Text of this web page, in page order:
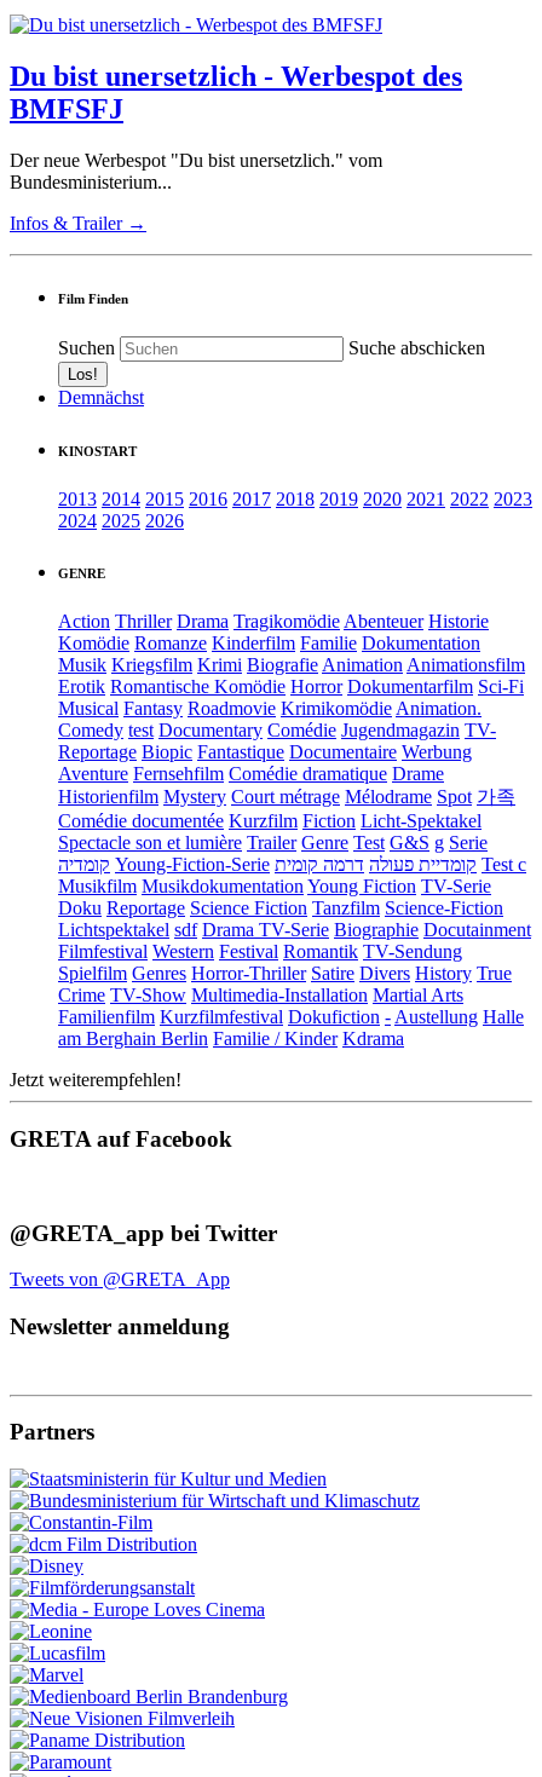
Du bist unersetzlich - Werbespot des
BMFSFJ
Der neue Werbespot "Du bist unersetzlich." vom
Bundesministerium...
Infos & Trailer →
Film Finden
Suchen Suche abschicken
Demnächst
KINOSTART
2013 2014 2015 2016 2017 2018 2019 2020 2021 2022 2023
2024 2025 2026
GENRE
Action Thriller Drama TragikomödieAbenteuer Historie
Komödie Romanze Kinderfilm Familie Dokumentation
Musik Kriegsfilm Krimi BiografieAnimationAnimationsfilm
Erotik Romantische Komödie Horror Dokumentarfilm Sci-Fi
Musical Fantasy Roadmovie KrimikomödieAnimation.
Comedy test Documentary Comédie Jugendmagazin TV-
Reportage Biopic Fantastique Documentaire Werbung
Aventure Fernsehfilm Comédie dramatique Drame
Historienfilm Mystery Court métrage Mélodrame Spot 가족
Comédie documentée Kurzfilm Fiction Licht-Spektakel
Spectacle son et lumière Trailer Genre Test G&S g Serie
קומדיה Young-Fiction-Serie קומדיית פעולה דרמה קומית
Test c
Musikfilm MusikdokumentationYoung Fiction TV-Serie
Doku Reportage Science Fiction Tanzfilm Science-Fiction
Lichtspektakel sdf Drama TV-Serie Biographie Docutainment
Filmfestival Western Festival Romantik TV-Sendung
Spielfilm Genres Horror-Thriller Satire Divers History True
Crime TV-Show Multimedia-Installation Martial Arts
Familienfilm Kurzfilmfestival Dokufiction -Austellung Halle
am Berghain Berlin Familie / Kinder Kdrama
Jetzt weiterempfehlen!
GRETA auf Facebook
@GRETA_app bei Twitter
Tweets von @GRETA_App
Newsletter anmeldung
Partners